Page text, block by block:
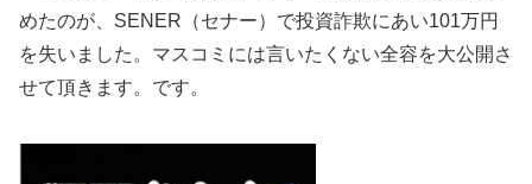
めたのが、SENER（セナー）で投資詐欺にあい101万円
を失いました。マスコミには言いたくない全容を大公開さ
せて頂きます。です。